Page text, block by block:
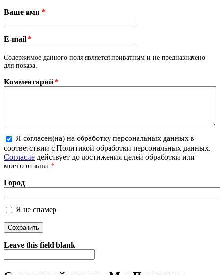
Ваше имя *
E-mail *
Содержимое данного поля является приватным и не предназначено
для показа.
Комментарий *
Более подробная информация о текстовых форматах
Я согласен(на) на обработку персональных данных в
соответствии с Политикой обработки персональных данных.
Согласие действует до достижения целей обработки или
моего отзыва *
Город
Я не спамер
Я спамер
Leave this field blank